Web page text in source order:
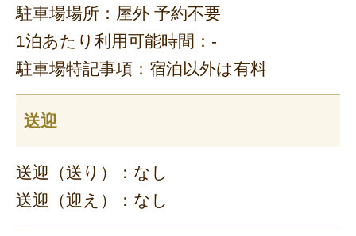
駐車場場所：屋外 予約不要
1泊あたり利用可能時間：-
駐車場特記事項：宿泊以外は有料
送迎
送迎（送り）：なし
送迎（迎え）：なし